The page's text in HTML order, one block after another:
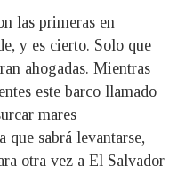
las primeras en
y es cierto. Solo que
ahogadas. Mientras
este barco llamado
mares
que sabrá levantarse,
otra vez a El Salvador